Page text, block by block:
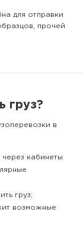
для отправки
прочей
груз?
в
кабинеты
груз;
возможные